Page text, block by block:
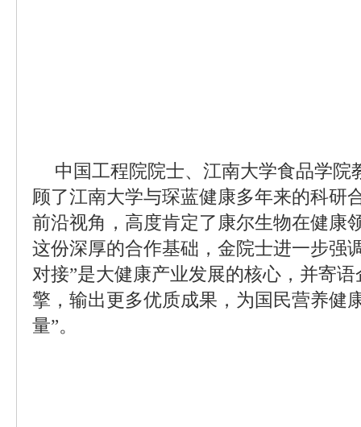
中国工程院院士、江南大学食品学院
顾了江南大学与琛蓝健康多年来的科研
前沿视角，高度肯定了康尔生物在健康
这份深厚的合作基础，金院士进一步强
对接”是大健康产业发展的核心，并寄
擎，输出更多优质成果，为国民营养健
量”。